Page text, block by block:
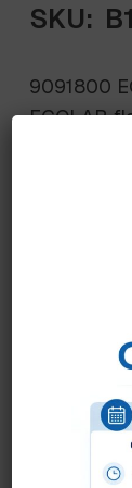
SKU:
9091800
ECOLAB
Puoi
Per ogni